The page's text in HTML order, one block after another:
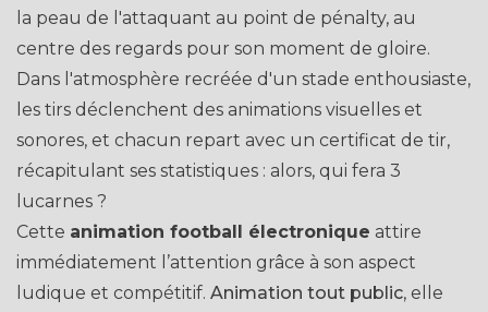
la peau de l'attaquant au point de pénalty, au
centre des regards pour son moment de gloire.
Dans l'atmosphère recréée d'un stade enthousiaste,
les tirs déclenchent des animations visuelles et
sonores, et chacun repart avec un certificat de tir,
récapitulant ses statistiques : alors, qui fera 3
lucarnes ?
Cette animation football électronique attire
immédiatement l’attention grâce à son aspect
ludique et compétitif. Animation tout public, elle